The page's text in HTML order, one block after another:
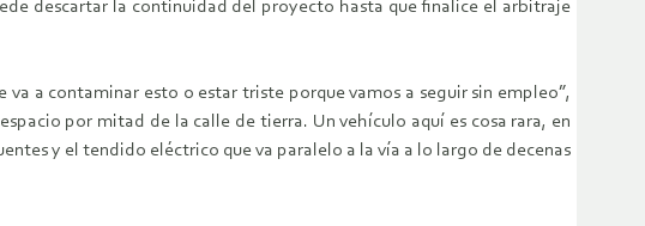
descartar la continuidad del proyecto hasta que finalice el arbitraje
a contaminar esto o estar triste porque vamos a seguir sin empleo”,
por mitad de la calle de tierra. Un vehículo aquí es cosa rara, en
y el tendido eléctrico que va paralelo a la vía a lo largo de decenas